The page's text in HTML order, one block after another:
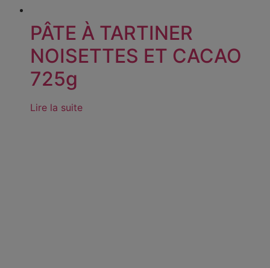
PÂTE À TARTINER
NOISETTES ET CACAO
725g
Lire la suite